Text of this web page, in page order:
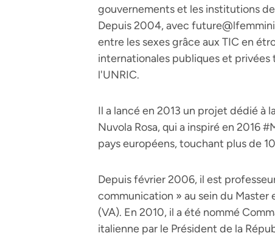
gouvernements et les institutions
Depuis 2004, avec
entre les sexes grâce aux TIC en
internationales publiques et privées
l'UNRIC.
Il a lancé en 2013 un projet dédié
Nuvola Rosa, qui a inspiré en 2016
pays européens, touchant plus de
Depuis février 2006, il est
communication » au sein du
(VA). En 2010, il a été nommé
italienne par le Président de la